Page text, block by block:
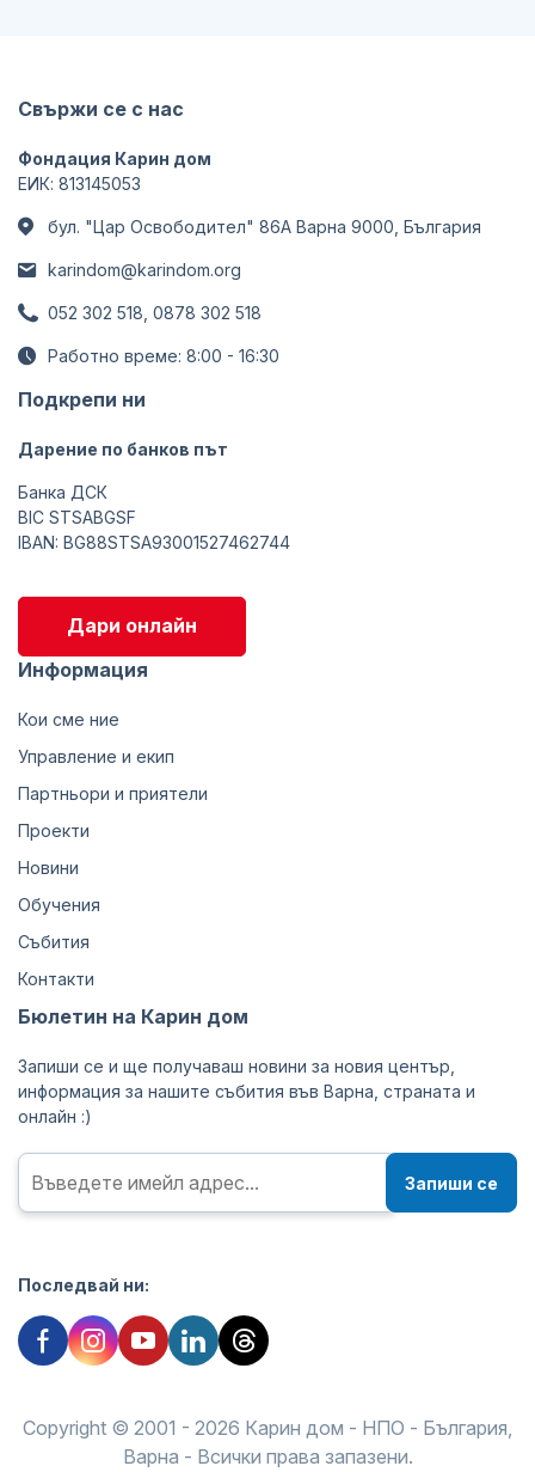
Свържи се с нас
Фондация Карин дом
ЕИК: 813145053
бул. "Цар Освободител" 86А Варна 9000, България
karindom@karindom.org
052 302 518, 0878 302 518
Работно време: 8:00 - 16:30
Подкрепи ни
Дарение по банков път
Банка ДСК
BIC STSABGSF
IBAN: BG88STSA93001527462744
Дари онлайн
Информация
Кои сме ние
Управление и екип
Партньори и приятели
Проекти
Новини
Обучения
Събития
Контакти
Бюлетин на Карин дом
Запиши се и ще получаваш новини за новия център,
информация за нашите събития във Варна, страната и
онлайн :)
Запиши се
Последвай ни:
Copyright © 2001 - 2026 Карин дом - НПО - България,
Варна - Всички права запазени.